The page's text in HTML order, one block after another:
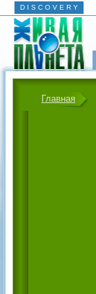
D I S C O V E R Y
Главная